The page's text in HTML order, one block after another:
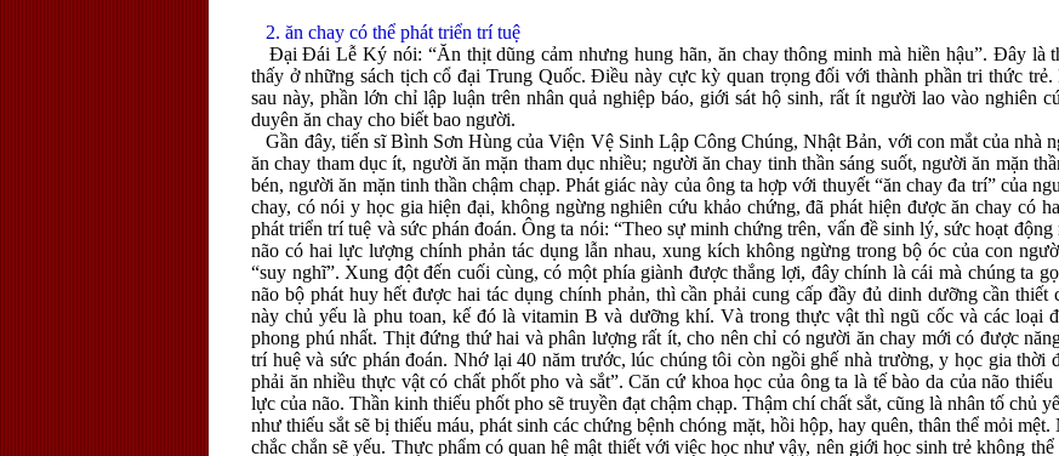
2. ăn chay có thể phát triển trí tuệ
Đại Đái Lễ Ký nói: “Ăn thịt dũng cảm nhưng hung hãn, ăn chay thông minh mà hiền hậu”. Đây là
thấy ở những sách tịch cổ đại Trung Quốc. Điều này cực kỳ quan trọng đối với thành phần tri thức
sau này, phần lớn chỉ lập luận trên nhân quả nghiệp báo, giới sát hộ sinh, rất ít người lao vào nghiên
duyên ăn chay cho biết bao người.
Gần đây, tiến sĩ Bình Sơn Hùng của Viện Vệ Sinh Lập Công Chúng, Nhật Bản, với con mắt của nhà
ăn chay tham dục ít, người ăn mặn tham dục nhiều; người ăn chay tinh thần sáng suốt, người ăn mặn
bén, người ăn mặn tinh thần chậm chạp. Phát giác này của ông ta hợp với thuyết “ăn chay đa trí” của
chay, có nói y học gia hiện đại, không ngừng nghiên cứu khảo chứng, đã phát hiện được ăn chay có
phát triển trí tuệ và sức phán đoán. Ông ta nói: “Theo sự minh chứng trên, vấn đề sinh lý, sức hoạt
não có hai lực lượng chính phản tác dụng lẫn nhau, xung kích không ngừng trong bộ óc của con
“suy nghĩ”. Xung đột đến cuối cùng, có một phía giành được thắng lợi, đây chính là cái mà chúng ta
não bộ phát huy hết được hai tác dụng chính phản, thì cần phải cung cấp đầy đủ dinh dưỡng cần thiết
này chủ yếu là phu toan, kế đó là vitamin B và dưỡng khí. Và trong thực vật thì ngũ cốc và các loại
phong phú nhất. Thịt đứng thứ hai và phân lượng rất ít, cho nên chỉ có người ăn chay mới có được
trí huệ và sức phán đoán. Nhớ lại 40 năm trước, lúc chúng tôi còn ngồi ghế nhà trường, y học gia thời
phải ăn nhiều thực vật có chất phốt pho và sắt”. Căn cứ khoa học của ông ta là tế bào da của não
lực của não. Thần kinh thiếu phốt pho sẽ truyền đạt chậm chạp. Thậm chí chất sắt, cũng là nhân tố chủ
như thiếu sắt sẽ bị thiếu máu, phát sinh các chứng bệnh chóng mặt, hồi hộp, hay quên, thân thể mỏi
chắc chắn sẽ yếu. Thực phẩm có quan hệ mật thiết với việc học như vậy, nên giới học sinh trẻ không